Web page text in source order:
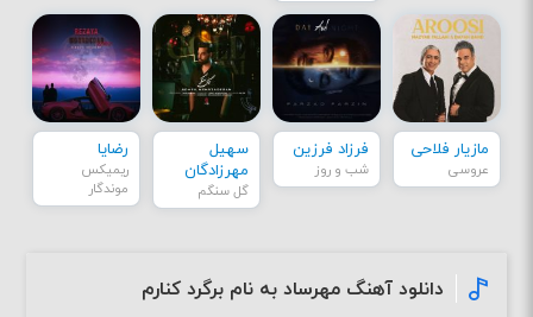
مازیار فلاحی
عروسی
فرزاد فرزین
شب و روز
سهیل
مهرزادگان
گل سنگم
رضایا
ریمیکس
موندگار
دانلود آهنگ مهرساد به نام برگرد کنارم